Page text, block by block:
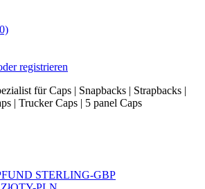
registrieren
für Caps | Snapbacks | Strapbacks |
| Trucker Caps | 5 panel Caps
STERLING-GBP